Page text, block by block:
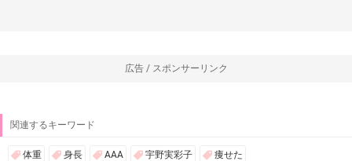
広告 / スポンサーリンク
関連するキーワード
体重 身長 AAA 宇野実彩子 痩せた